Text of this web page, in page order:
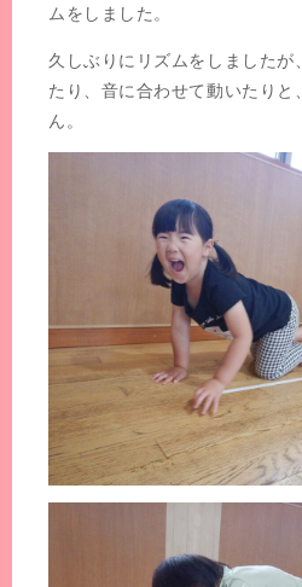
ムをしました。
久しぶりにリズムをしましたが
たり、音に合わせて動いたりと
ん。